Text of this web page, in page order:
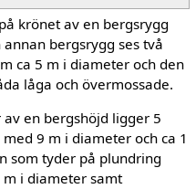
krönet av en bergsrygg
bergsrygg ses två
ca 5 m i diameter och den
låga och övermossade.
en bergs­höjd ligger 5
9 m i diameter och ca 1
som tyder på plundring
i diameter samt